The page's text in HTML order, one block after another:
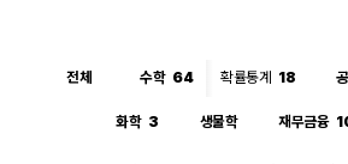
전체 수학 64 확률통계 18
화학 3 생물학 재무금융